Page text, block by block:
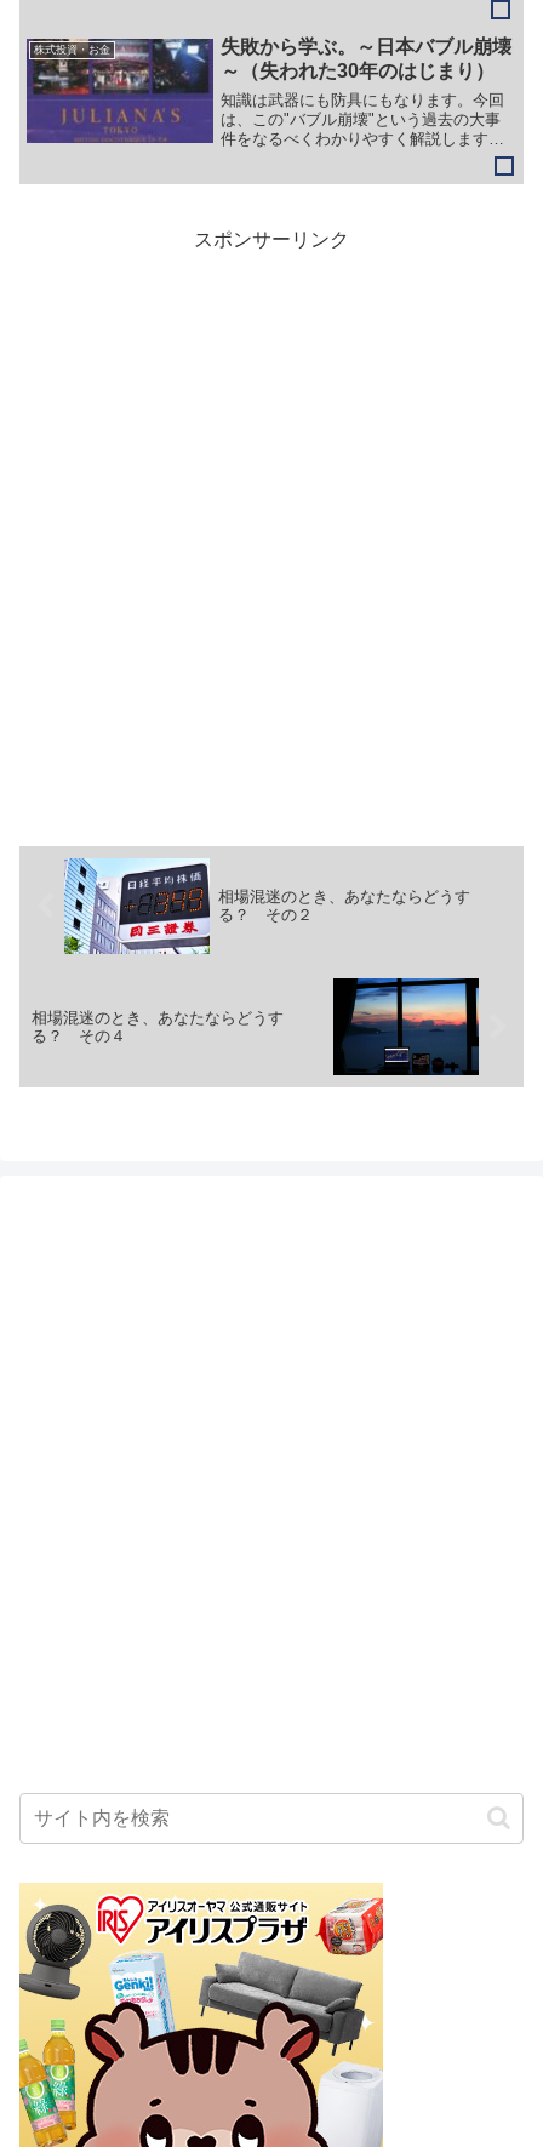
株式投資・お金
失敗から学ぶ。～日本バブル崩壊
～（失われた30年のはじまり）
知識は武器にも防具にもなります。今回
は、この"バブル崩壊"という過去の大事
件をなるべくわかりやすく解説しますの
で、自らの資産を守るべく知識として蓄
スポンサーリンク
相場混迷のとき、あなたならどうす
る？ その２
相場混迷のとき、あなたならどうす
る？ その４